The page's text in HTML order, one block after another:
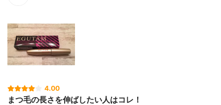
4.00
まつ毛の長さを伸ばしたい人はコレ！